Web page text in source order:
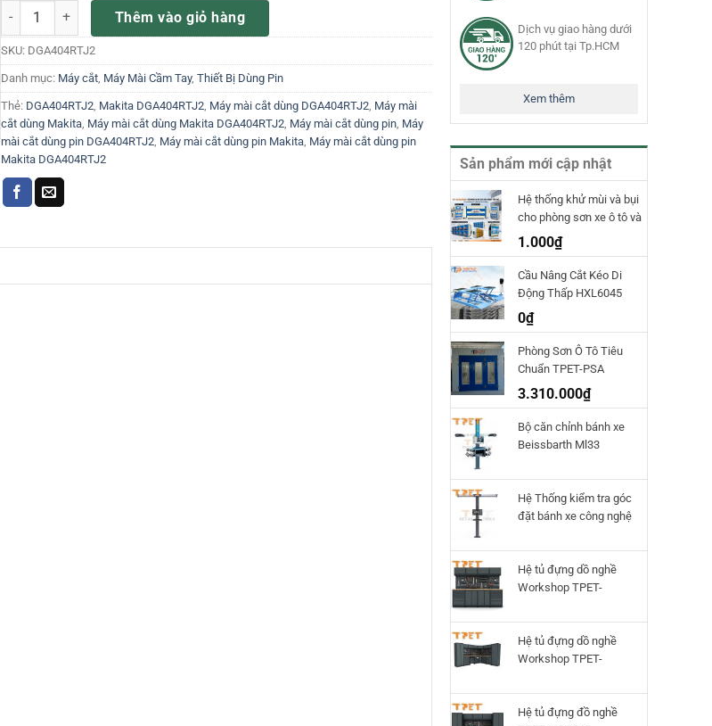
Dịch vụ giao hàng dưới
120 phút tại Tp.HCM
Xem thêm
Sản phẩm mới cập nhật
Hệ thống khử mùi và bụi
cho phòng sơn xe ô tô và
phòng sơn công nghiệp
TPET
1.000₫
Cầu Nâng Cắt Kéo Di
Động Thấp HXL6045
Hauvrex
0₫
Phòng Sơn Ô Tô Tiêu
Chuẩn TPET-PSA
3.310.000₫
Bộ căn chỉnh bánh xe
Beissbarth Ml33
Hệ Thống kiểm tra góc
đặt bánh xe công nghệ
Beissbarth
Hệ tủ đựng dồ nghề
Workshop TPET-
Hệ tủ đựng dồ nghề
Workshop TPET-
Hệ tủ đựng đồ nghề
Máy mài cắt dùng pin Makita DGA404RTJ2 số lượng
Thêm vào giỏ hàng
SKU: DGA404RTJ2
Danh mục: Máy cắt Máy Mài Cầm Tay, Thiết Bị Dùng Pin
Thẻ: DGA404RTJ2 Makita DGA404RTJ2 Máy mài cắt dùng DGA404RTJ2 Máy mài
cắt dùng Makita Máy mài cắt dùng Makita DGA404RTJ2 Máy mài cắt dùng pin Máy
mài cắt dùng pin DGA404RTJ2 Máy mài cắt dùng pin Makita Máy mài cắt dùng pin
Makita DGA404RTJ2